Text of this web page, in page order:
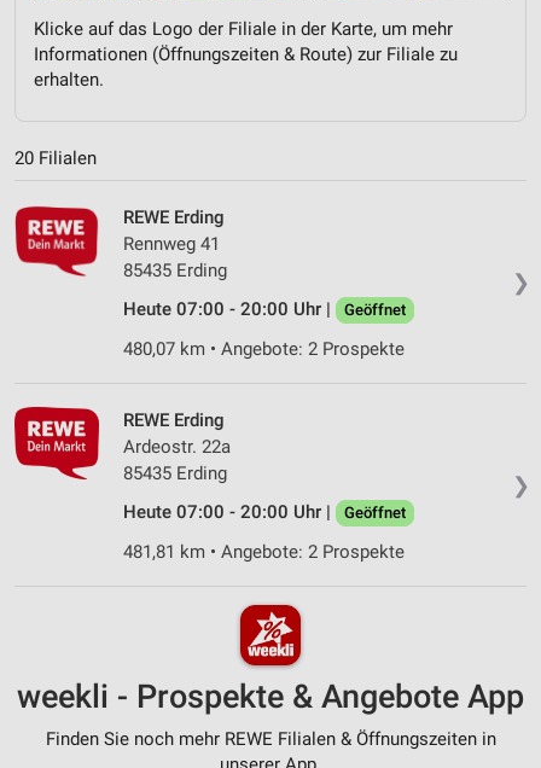
Klicke auf das Logo der Filiale in der Karte, um mehr
Informationen (Öffnungszeiten & Route) zur Filiale zu
erhalten.
20 Filialen
❯
REWE Erding
Rennweg 41
85435 Erding
Heute 07:00 - 20:00 Uhr |
Geöffnet
480,07 km • Angebote: 2 Prospekte
❯
REWE Erding
Ardeostr. 22a
85435 Erding
Heute 07:00 - 20:00 Uhr |
Geöffnet
481,81 km • Angebote: 2 Prospekte
weekli - Prospekte & Angebote App
Finden Sie noch mehr REWE Filialen & Öffnungszeiten in